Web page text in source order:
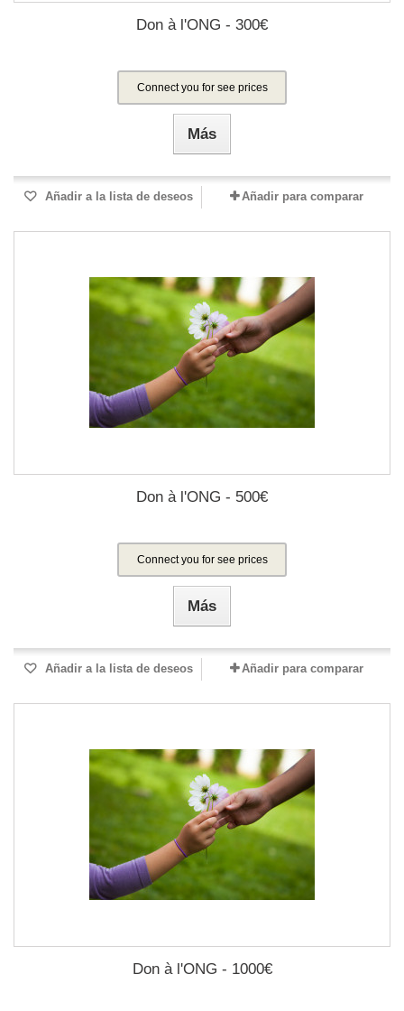
Don à l'ONG - 300€
Connect you for see prices
Más
Añadir a la lista de deseos Añadir para comparar
Don à l'ONG - 500€
Connect you for see prices
Más
Añadir a la lista de deseos Añadir para comparar
Don à l'ONG - 1000€